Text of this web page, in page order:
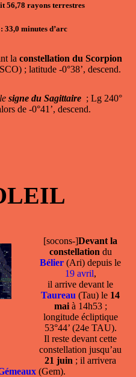
56,78 rayons terrestres
33,0 minutes d’arc
la constellation du Scorpion
; latitude -0°38’, descend.
signe du Sagittaire ; Lg 240°
de -0°41’, descend.
[socons-]Devant la
constellation du
Bélier (Ari) depuis le
19 avril,
il arrive devant le
Taureau (Tau) le 14
maià 14h53 ;
longitude écliptique
53°44’ (24e TAU).
Il reste devant cette
constellation jusqu’au
21 juin ; il arrivera
(Gem).